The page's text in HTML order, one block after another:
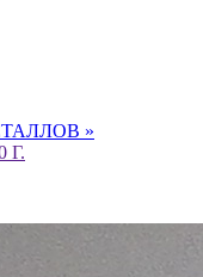
»
Г.